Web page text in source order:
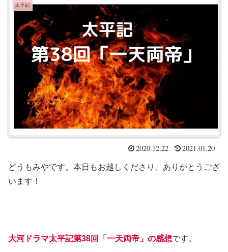
太平記
2020.12.22 2021.01.20
どうもみやです。本日もお越しくださり、ありがとうござ
います！
大河ドラマ太平記第38回「一天両帝」の感想です。